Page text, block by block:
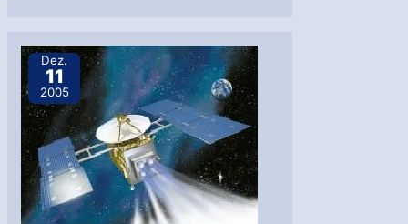
Weltraumteleskop
Dez.
11
2005